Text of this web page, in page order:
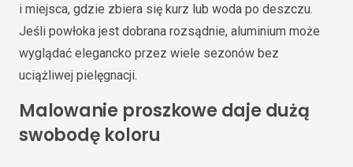
i miejsca, gdzie zbiera się kurz lub woda po deszczu.
Jeśli powłoka jest dobrana rozsądnie, aluminium może
wyglądać elegancko przez wiele sezonów bez
uciążliwej pielęgnacji.
Malowanie proszkowe daje dużą
swobodę koloru